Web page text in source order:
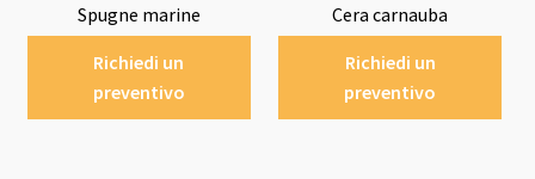
Spugne marine
Richiedi un
preventivo
Cera carnauba
Richiedi un
preventivo